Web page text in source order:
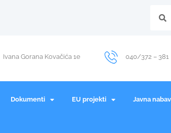
Ivana Gorana Kovačića 1e 040/372 – 381
Dokumenti EU projekti Javna